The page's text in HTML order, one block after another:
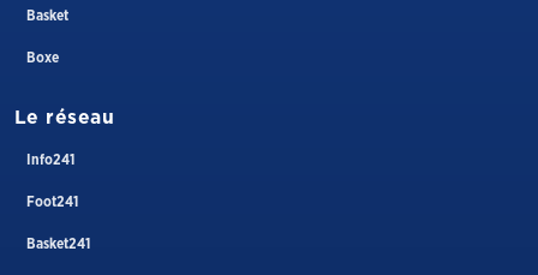
Basket
Boxe
Le réseau
Info241
Foot241
Basket241